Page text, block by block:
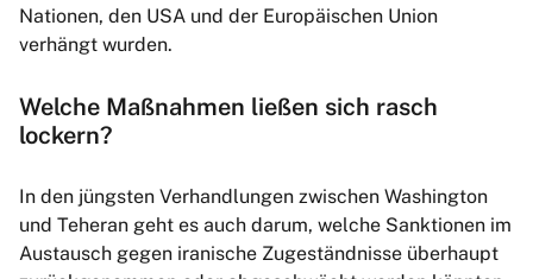
Nationen, den USA und der Europäischen Union
verhängt wurden.
Welche Maßnahmen ließen sich rasch
lockern?
In den jüngsten Verhandlungen zwischen Washington
und Teheran geht es auch darum, welche Sanktionen im
Austausch gegen iranische Zugeständnisse überhaupt